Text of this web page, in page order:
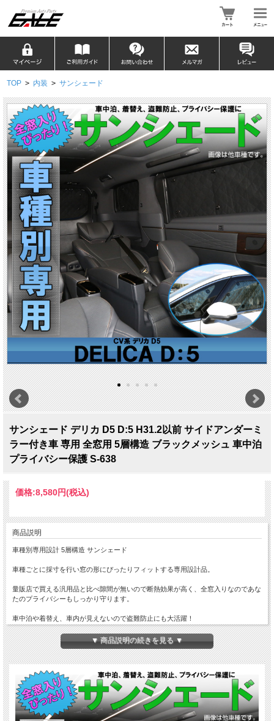
TOP > 内装 > サンシェード
サンシェード デリカ D5 D:5 H31.2以前 サイドアンダーミ
ラー付き車 専用 全窓用 5層構造 ブラックメッシュ 車中泊
プライバシー保護 S-638
価格:8,580円(税込)
商品説明
車種別専用設計 5層構造 サンシェード
車種ごとに採寸を行い窓の形にぴったりフィットする専用設計品。
量販店で買える汎用品と比べ隙間が無いので断熱効果が高く、全窓入りなのであな
たのプライバシーもしっかり守ります。
車中泊や着替え、車内が見えないので盗難防止にも大活躍！
夏は涼しく快適に。冬は冷気を遮断。
一年中使えるグッドアイテムです。
商品概要
■商品番号：S-638
■品名：サンシェード キット
■適合：ミツビシ デリカ D5 CV系
▼ 商品説明の続きを見る ▼